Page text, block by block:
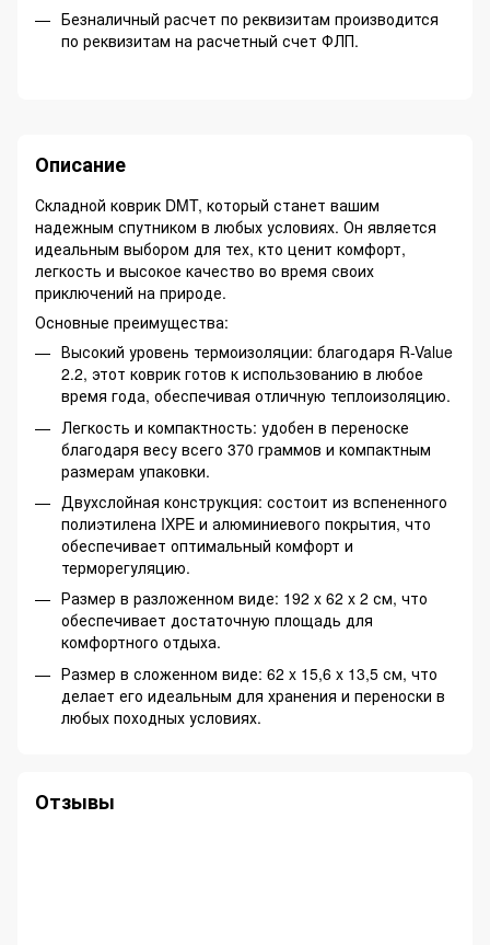
Безналичный расчет по реквизитам производится
по реквизитам на расчетный счет ФЛП.
Описание
Складной коврик DMT, который станет вашим
надежным спутником в любых условиях. Он является
идеальным выбором для тех, кто ценит комфорт,
легкость и высокое качество во время своих
приключений на природе.
Основные преимущества:
Высокий уровень термоизоляции: благодаря R-Value
2.2, этот коврик готов к использованию в любое
время года, обеспечивая отличную теплоизоляцию.
Легкость и компактность: удобен в переноске
благодаря весу всего 370 граммов и компактным
размерам упаковки.
Двухслойная конструкция: состоит из вспененного
полиэтилена IXPE и алюминиевого покрытия, что
обеспечивает оптимальный комфорт и
терморегуляцию.
Размер в разложенном виде: 192 x 62 x 2 см, что
обеспечивает достаточную площадь для
комфортного отдыха.
Размер в сложенном виде: 62 x 15,6 x 13,5 см, что
делает его идеальным для хранения и переноски в
любых походных условиях.
Отзывы